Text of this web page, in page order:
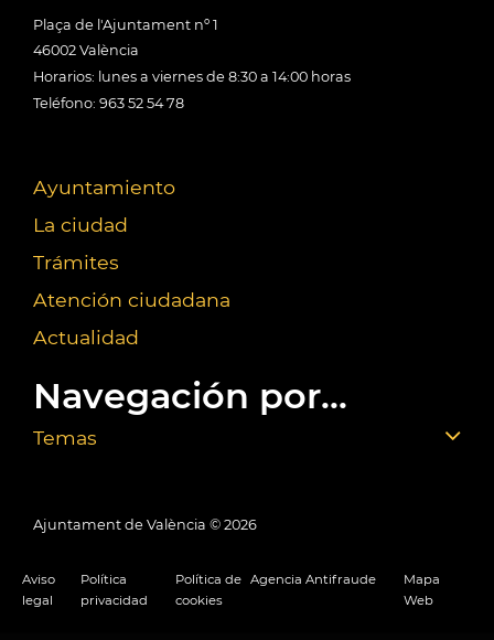
Plaça de l'Ajuntament nº 1
46002 València
Horarios: lunes a viernes de 8:30 a 14:00 horas
Teléfono: 963 52 54 78
Ayuntamiento
La ciudad
Trámites
Atención ciudadana
Actualidad
Navegación por...
Temas
Ajuntament de València © 2026
Aviso
legal
Política
privacidad
Política de
cookies
Agencia Antifraude
Mapa
Web